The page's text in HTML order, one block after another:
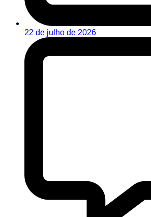
22 de julho de 2026